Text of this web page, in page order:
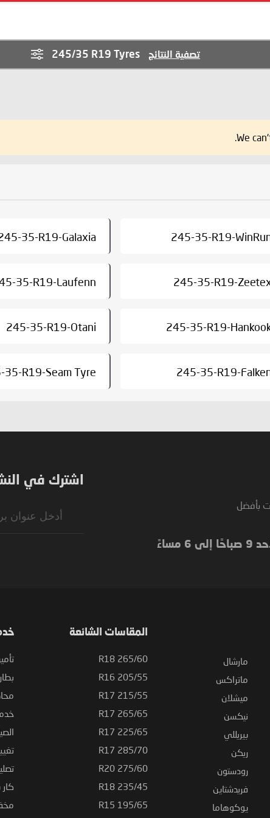
تصفية النتائج 245/35 R19 Tyres
We
245-35-R19-
35-R19-Galaxia
245-35-R19-
35-R19-Laufenn
245-35-R19-
245-35-R19-Otani
245-35-R19-
35-R19-Seam Tyre
بأفضل
اشترك في
مارشال
ماتراكس
ميشلان
نيكسن
بيريللي
ريكن
رودستون
فريدشتاين
يوكوهاما
المقاسات الشائعة
265/60 R18
205/55 R16
215/55 R17
265/65 R17
225/65 R17
285/70 R17
275/60 R20
235/45 R18
195/65 R15
كار